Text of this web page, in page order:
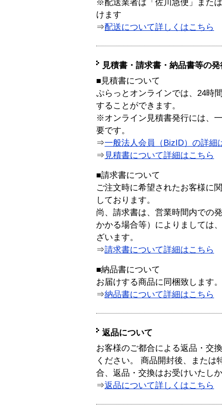
※配送業者は「佐川急便」また
けます
⇒配送について詳しくはこちら
見積書・請求書・納品書等の
■見積書について
ぷらっとオンラインでは、24時
することができます。
※オンライン見積書発行には、
要です。
⇒一般法人会員（BizID）の詳細
⇒ 見積書について詳細はこちら
■請求書について
ご注文時に希望されたお客様に
しております。
尚、請求書は、営業時間内での
かかる場合等）によりましては
ざいます。
⇒請求書について詳細はこちら
■納品書について
お届けする商品に同梱致します。
⇒納品書について詳細はこちら
返品について
お客様のご都合による返品・交
ください。 商品開封後、または
合、返品・交換はお受けいたし
⇒返品について詳しくはこちら